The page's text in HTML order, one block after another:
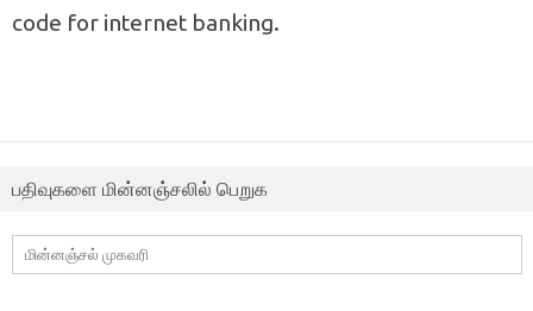
code for internet banking.
பதிவுகளை மின்னஞ்சலில் பெறுக
மின்னஞ்சல்
முகவரி